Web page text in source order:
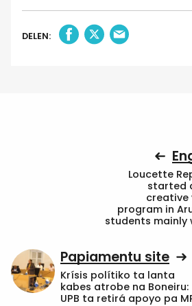
DELEN:
Loucette
started
creative
program in
students mainly
Papiamentu site
Krísis polítiko ta lanta
kabes atrobe na Boneiru:
UPB ta retirá apoyo pa